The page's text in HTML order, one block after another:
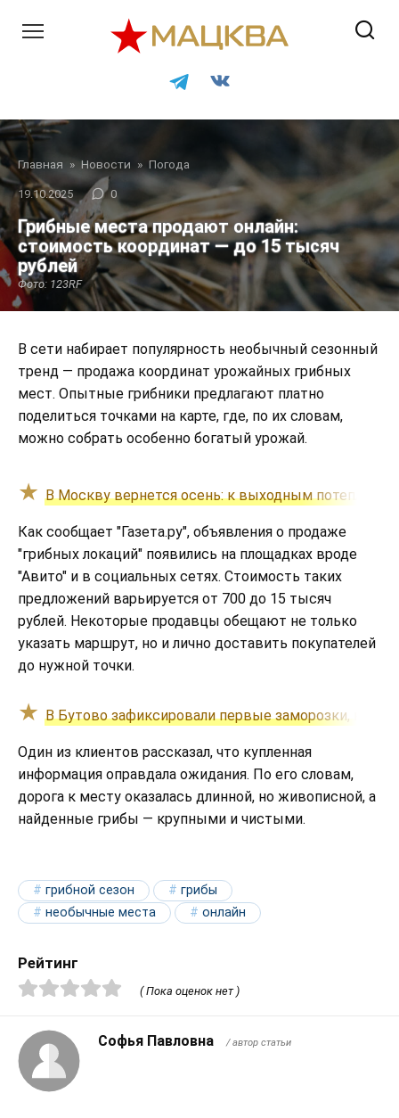
Главная » Новости » Погода
19.10.2025 0
Грибные места продают онлайн:
стоимость координат — до 15 тысяч
рублей
Фото: 123RF
В сети набирает популярность необычный сезонный
тренд — продажа координат урожайных грибных
мест. Опытные грибники предлагают платно
поделиться точками на карте, где, по их словам,
можно собрать особенно богатый урожай.
В Москву вернется осень: к выходным потеплеет
Как сообщает "Газета.ру", объявления о продаже
"грибных локаций" появились на площадках вроде
"Авито" и в социальных сетях. Стоимость таких
предложений варьируется от 700 до 15 тысяч
рублей. Некоторые продавцы обещают не только
указать маршрут, но и лично доставить покупателей
до нужной точки.
В Бутово зафиксировали первые заморозки, но
Один из клиентов рассказал, что купленная
информация оправдала ожидания. По его словам,
дорога к месту оказалась длинной, но живописной, а
найденные грибы — крупными и чистыми.
грибной сезон
грибы
необычные места
онлайн
Рейтинг
( Пока оценок нет )
Софья Павловна / автор статьи